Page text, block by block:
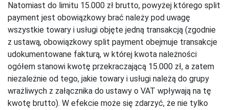
Natomiast do limitu 15.000 zł brutto, powyżej którego split
payment jest obowiązkowy brać należy pod uwagę
wszystkie towary i usługi objęte jedną transakcją (zgodnie
z ustawą, obowiązkowy split payment obejmuje transakcje
udokumentowane fakturą, w której kwota należności
ogółem stanowi kwotę przekraczającą 15.000 zł, a zatem
niezależnie od tego, jakie towary i usługi należą do grupy
wrażliwych z załącznika do ustawy o VAT wpływają na tę
kwotę brutto). W efekcie może się zdarzyć, że nie tylko